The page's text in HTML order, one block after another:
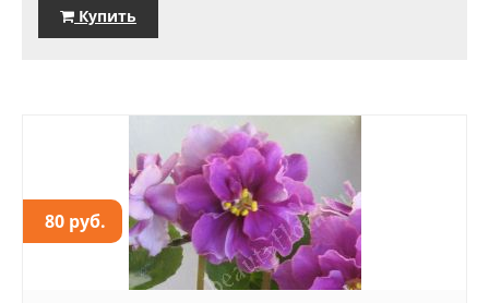
Купить
80 руб.